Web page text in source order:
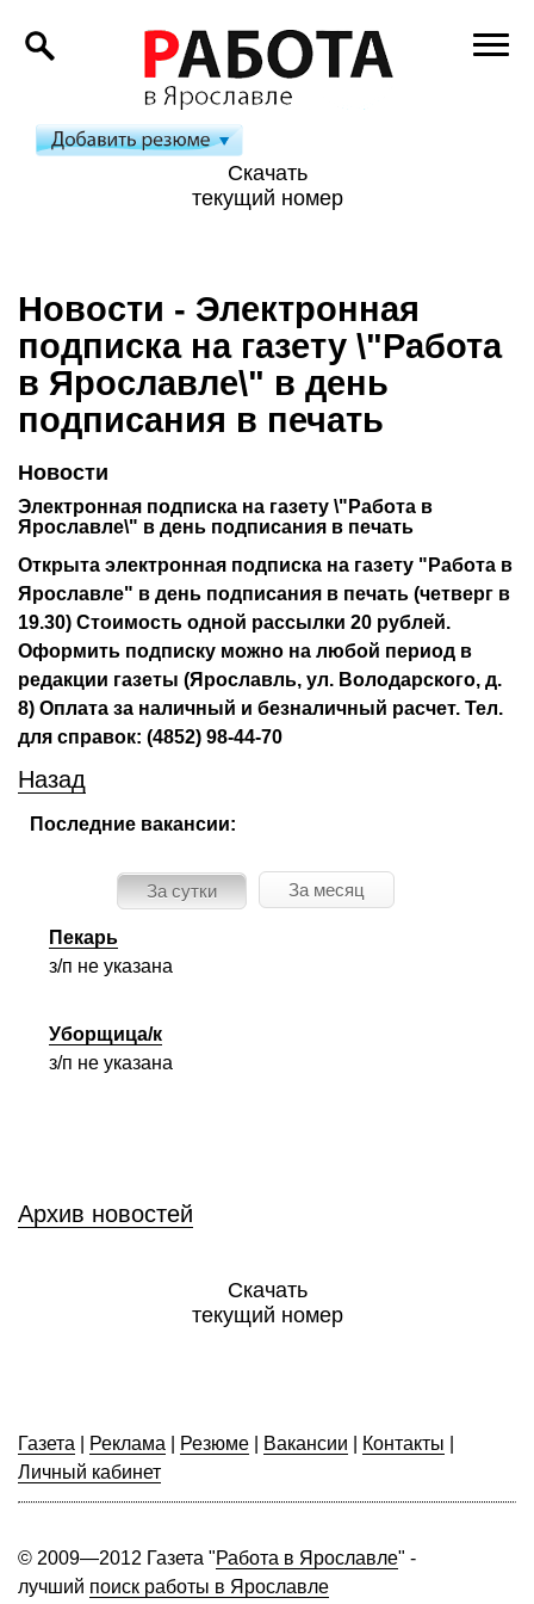
Скачать
текущий номер
Новости - Электронная
подписка на газету \"Работа
в Ярославле\" в день
подписания в печать
Новости
Электронная подписка на газету \"Работа в
Ярославле\" в день подписания в печать
Открыта электронная подписка на газету "Работа в
Ярославле" в день подписания в печать (четверг в
19.30) Стоимость одной рассылки 20 рублей.
Оформить подписку можно на любой период в
редакции газеты (Ярославль, ул. Володарского, д.
8) Оплата за наличный и безналичный расчет. Тел.
для справок: (4852) 98-44-70
Назад
Последние вакансии:
За сутки За месяц
Пекарь
з/п не указана
Уборщица/к
з/п не указана
Архив новостей
Скачать
текущий номер
Газета Реклама Резюме Вакансии Контакты
Личный кабинет
© 2009—2012 Газета "Работа в Ярославле" -
лучший поиск работы в Ярославле